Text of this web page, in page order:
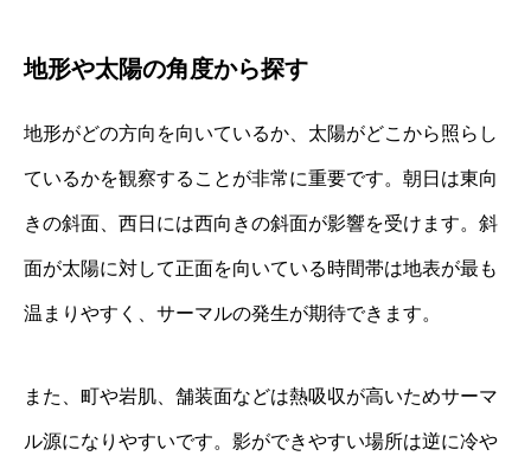
地形や太陽の角度から探す
地形がどの方向を向いているか、太陽がどこから照らし
ているかを観察することが非常に重要です。朝日は東向
きの斜面、西日には西向きの斜面が影響を受けます。斜
面が太陽に対して正面を向いている時間帯は地表が最も
温まりやすく、サーマルの発生が期待できます。
また、町や岩肌、舗装面などは熱吸収が高いためサーマ
ル源になりやすいです。影ができやすい場所は逆に冷や